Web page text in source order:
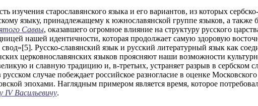
изучения старославянского языка и его вариантов, из которых
языку, принадлежащему к южнославянской группе языков, а также
Саввы, оказавшего огромное влияние на структуру русского
нашей идентичности, которая продолжает самую здоровую
Русско-славянский язык и русский литературный язык как
церковнославянских языков проясняют наши возможности
и славную традицию и, в-третьих, устраняет разрыв в сербском
случае побеждает российское разногласие в оценке Московского
эпохами. Наглядным примером является время, которое
IV Васильевичу.